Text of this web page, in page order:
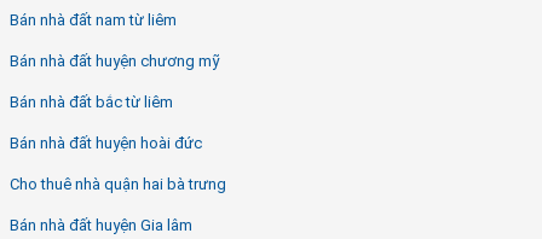
Bán nhà đất nam từ liêm
Bán nhà đất huyện chương mỹ
Bán nhà đất bắc từ liêm
Bán nhà đất huyện hoài đức
Cho thuê nhà quận hai bà trưng
Bán nhà đất huyện Gia lâm